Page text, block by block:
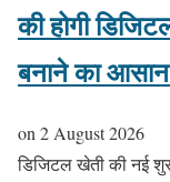
की होगी
बनाने का आसान
on2 August 2026
डिजिटल खेती की नई